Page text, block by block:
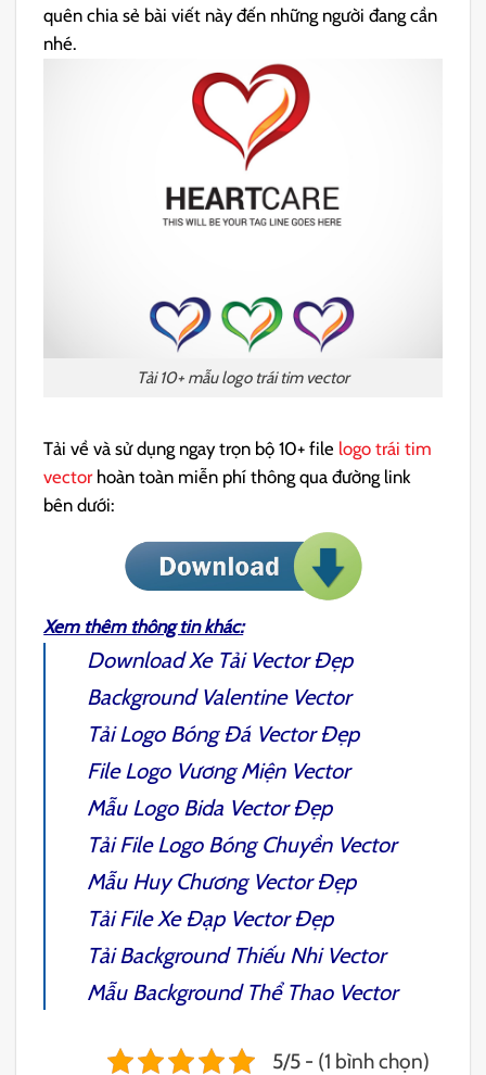
quên chia sẻ bài viết này đến những người đang cần
nhé.
Tải 10+ mẫu logo trái tim vector
Tải về và sử dụng ngay trọn bộ 10+ file logo trái tim
vectorhoàn toàn miễn phí thông qua đường link
bên dưới:
Xem thêm thông tin khác:
DownloadXe Tải VectorĐẹp
Background Valentine Vector
TảiLogo Bóng Đá VectorĐẹp
File Logo Vương Miện Vector
Mẫu Logo Bida VectorĐẹp
Tải FileLogo Bóng Chuyền Vector
Mẫu Huy Chương VectorĐẹp
Tải FileXe Đạp VectorĐẹp
TảiBackground Thiếu Nhi Vector
Mẫu Background Thể Thao Vector
5/5 - (1 bình chọn)